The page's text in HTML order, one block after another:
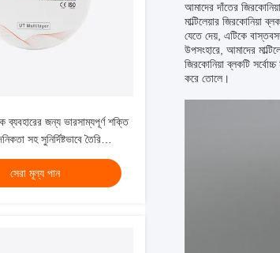
ব্যবহারের জন্য ভারসাম্যপূর্ণ শক্তি
সহ সুনির্দিষ্টভাবে তৈরি
ব্লক
সেরা মূল্য পান
আমাদের দাঁতের
মাল্টিলেয়ার জিরকোনিয়া
যেতে দেয়, এটিকে
উপসংহারে, আমাদের
জিরকোনিয়া ব্লকটি
করে তোলে।